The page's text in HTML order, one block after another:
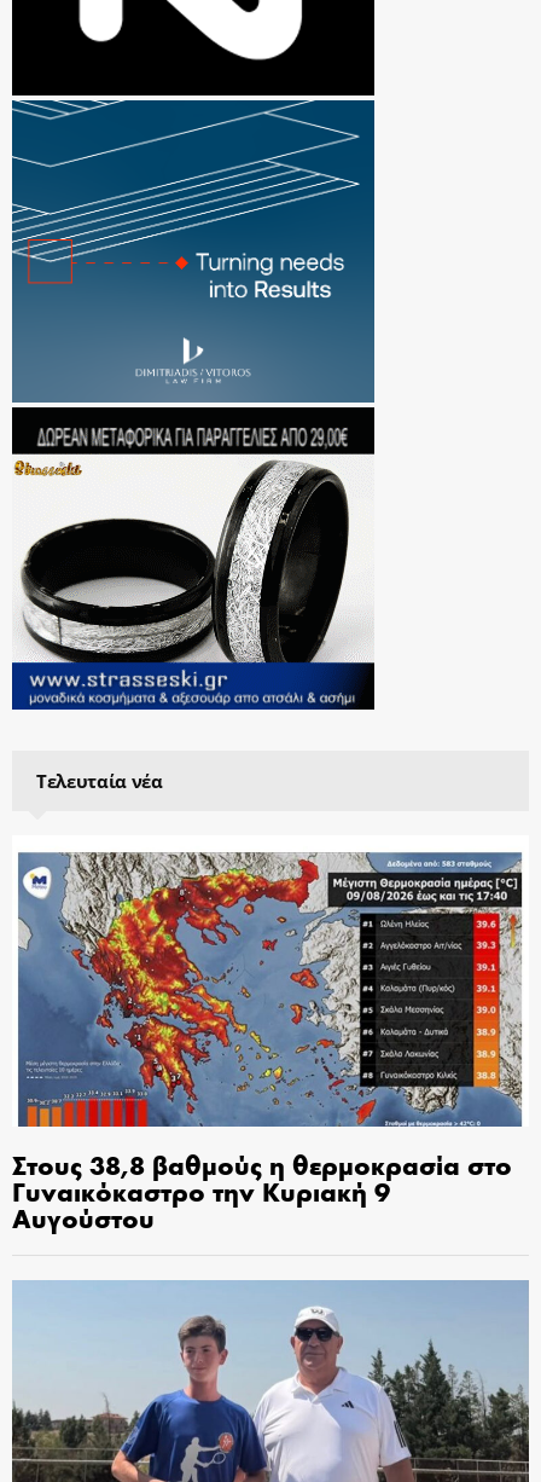
Τελευταία νέα
Στους 38,8 βαθμούς η θερμοκρασία στο
Γυναικόκαστρο την Κυριακή 9
Αυγούστου